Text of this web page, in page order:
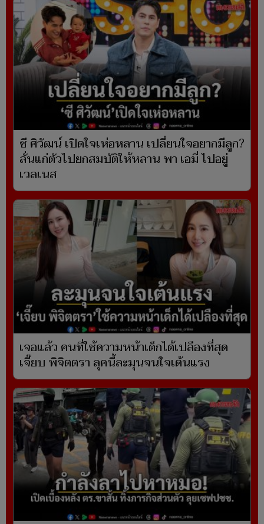
ซี ศิวัฒน์ เปิดใจเห่อหลาน เปลี่ยนใจอยากมีลูก?
ลั่นแก่ตัวไปยกสมบัติให้หลาน พา เอมี่ ไปอยู่
เวลเนส
เจอแล้ว คนที่ใช้ความหน้าเด็กได้เปลืองที่สุด
เจี๊ยบ พิจิตตรา ลุคนี้ละมุนจนใจเต้นแรง